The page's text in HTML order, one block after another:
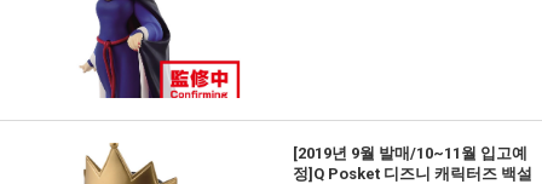
[2019년 9월 발매/10~11월 입고예
정]Q Posket 디즈니 캐릭터즈 백설